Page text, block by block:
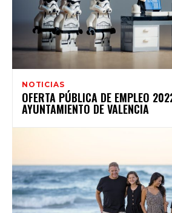
NOTICIAS
OFERTA PÚBLICA DE EMPLEO
AYUNTAMIENTO DE VALENCIA